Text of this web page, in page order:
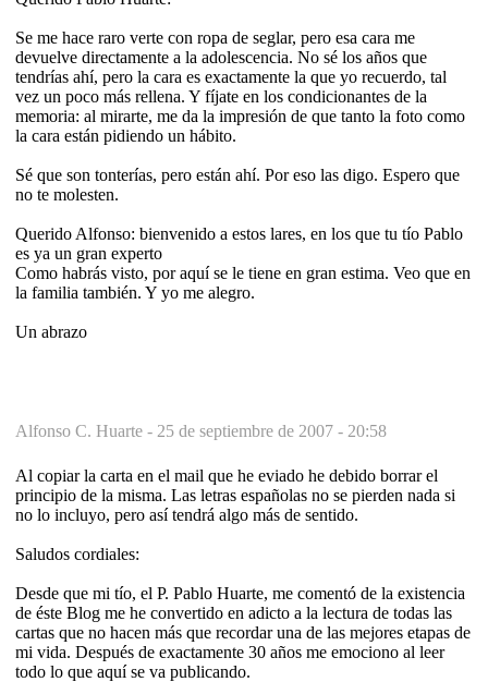
Se me hace raro verte con ropa de seglar, pero esa cara me
devuelve directamente a la adolescencia. No sé los años que
tendrías ahí, pero la cara es exactamente la que yo recuerdo, tal
vez un poco más rellena. Y fíjate en los condicionantes de la
memoria: al mirarte, me da la impresión de que tanto la foto como
la cara están pidiendo un hábito.
Sé que son tonterías, pero están ahí. Por eso las digo. Espero que
no te molesten.
Querido Alfonso: bienvenido a estos lares, en los que tu tío Pablo
es ya un gran experto
Como habrás visto, por aquí se le tiene en gran estima. Veo que en
la familia también. Y yo me alegro.
Un abrazo
Alfonso C. Huarte - 25 de septiembre de 2007 - 20:58
Al copiar la carta en el mail que he eviado he debido borrar el
principio de la misma. Las letras españolas no se pierden nada si
no lo incluyo, pero así tendrá algo más de sentido.
Saludos cordiales:
Desde que mi tío, el P. Pablo Huarte, me comentó de la existencia
de éste Blog me he convertido en adicto a la lectura de todas las
cartas que no hacen más que recordar una de las mejores etapas de
mi vida. Después de exactamente 30 años me emociono al leer
todo lo que aquí se va publicando.